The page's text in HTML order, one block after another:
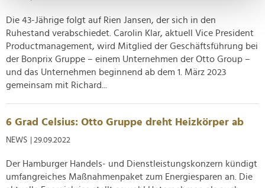
verarbeitet werden, und legen Sie Ihre Präferenzen im
Abschnitt Einzelheiten fest.
Wir verwenden Cookies, um Inhalte und Anzeigen zu
personalisieren, Funktionen für soziale Medien anbieten
zu können und die Zugriffe auf unsere Website zu
analysieren. Außerdem geben wir Informationen zu Ihrer
Verwendung unserer Website an unsere Partner für
weiteren Daten zusammen, die Sie ihnen bereitgestellt
haben oder die sie im Rahmen Ihrer Nutzung der Dienste
Die 43-Jährige folgt auf Rien Jansen, der sich in den
Ruhestand verabschiedet. Carolin Klar, aktuell Vice President
Productmanagement, wird Mitglied der Geschäftsführung bei
der Bonprix Gruppe – einem Unternehmen der Otto Group –
und das Unternehmen beginnend ab dem 1. März 2023
gemeinsam mit Richard...
6 Grad Celsius: Otto Gruppe dreht Heizkörper ab
NEWS | 29.09.2022
Der Hamburger Handels- und Dienstleistungskonzern kündigt
umfangreiches Maßnahmenpaket zum Energiesparen an. Die